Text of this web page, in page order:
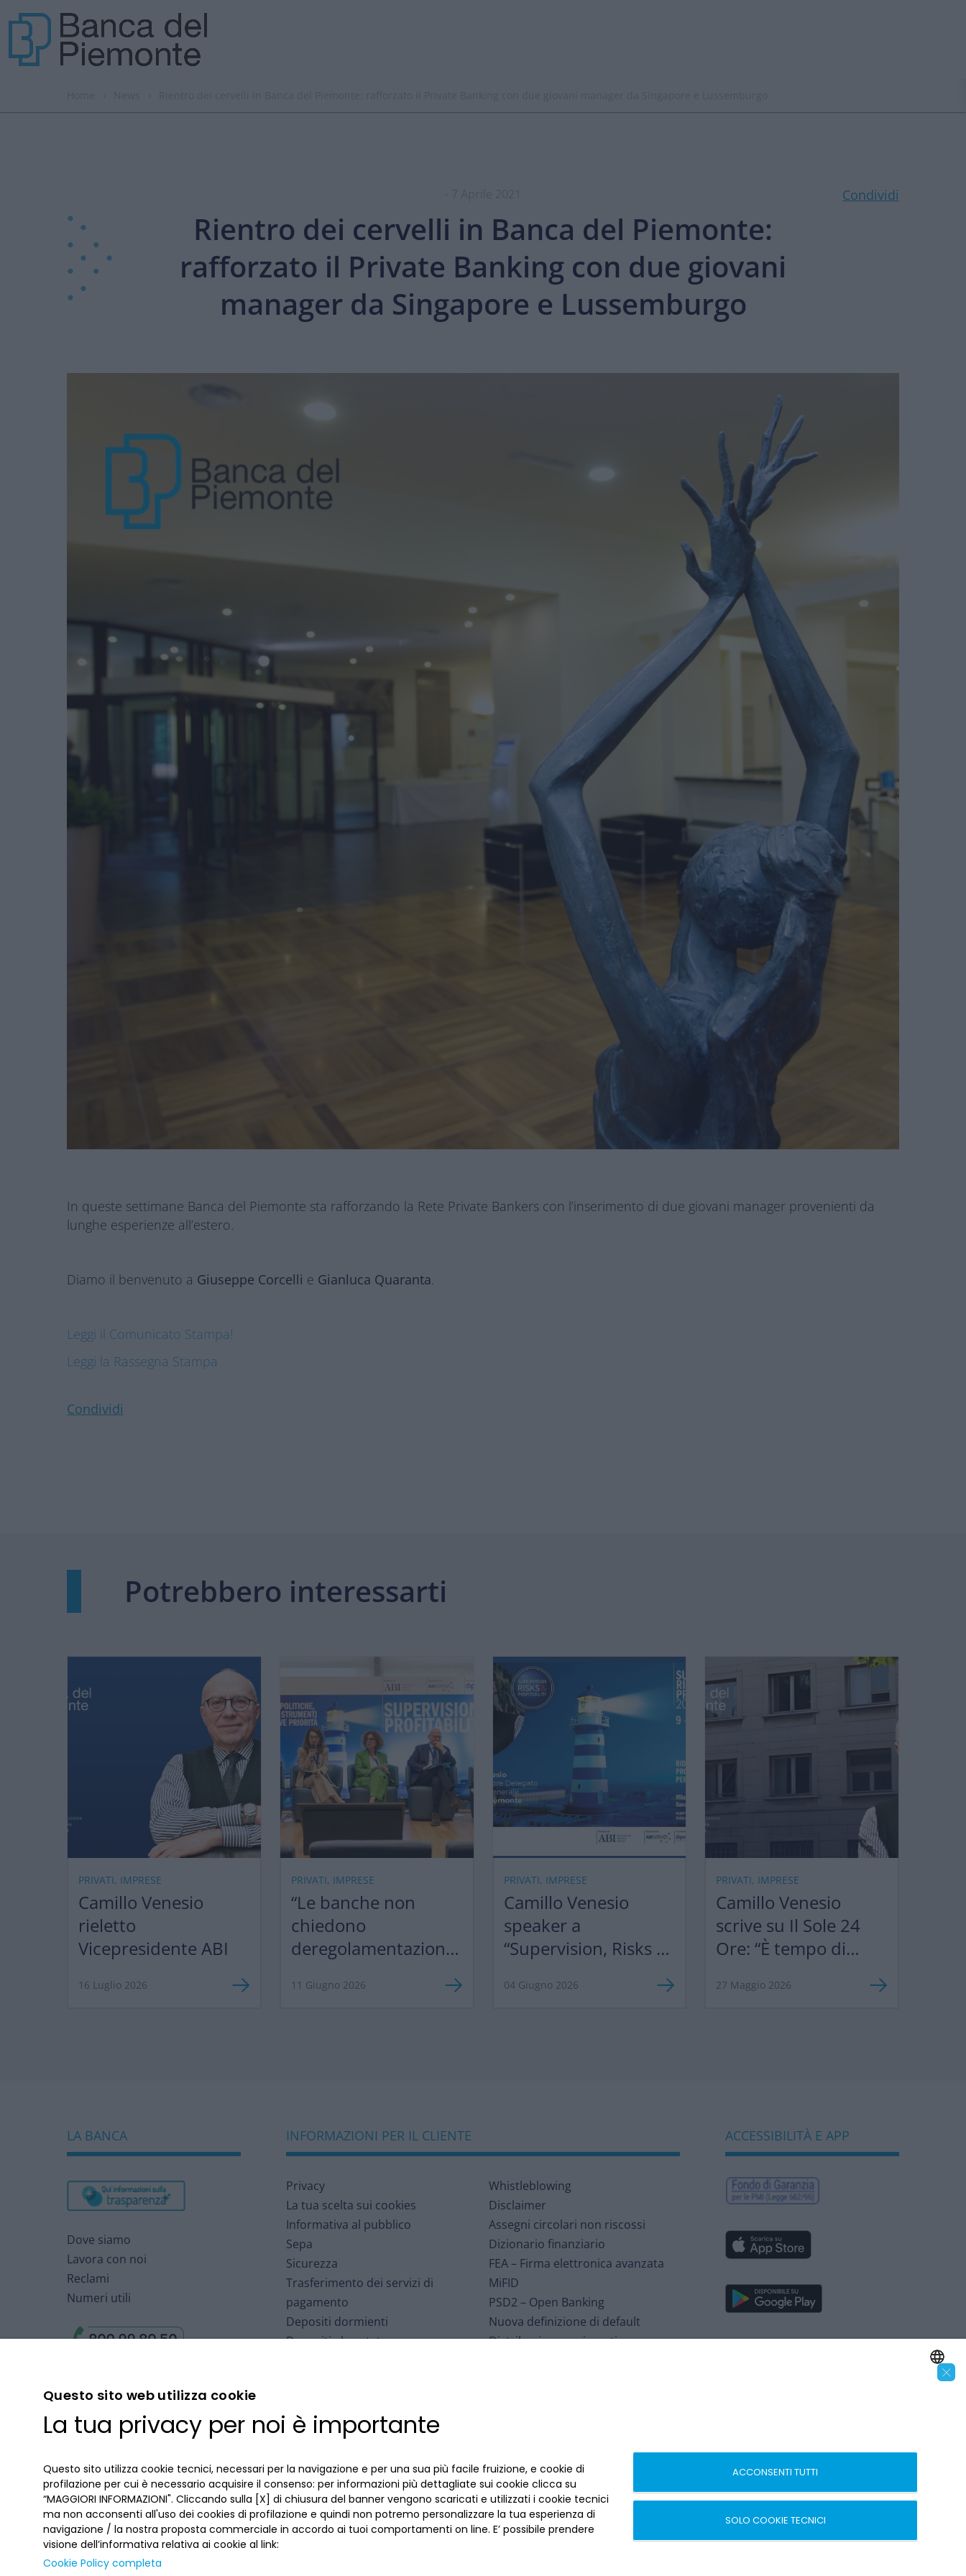
Condividi
Rientro dei cervelli in Banca del Piemonte:
rafforzato il Private Banking con due giovani
manager da Singapore e Lussemburgo
In queste settimane Banca del Piemonte sta rafforzando la Rete Private Bankers con l’inserimento di due giovani manager provenienti da
lunghe esperienze all’estero.
Diamo il benvenuto a Giuseppe Corcelli e Gianluca Quaranta.
Leggi il Comunicato Stampa!
Leggi la Rassegna Stampa
Condividi
Potrebbero interessarti
PRIVATI, IMPRESE
Camillo Venesio
rieletto
Vicepresidente ABI
16 Luglio 2026
PRIVATI, IMPRESE
“Le banche non
chiedono
deregolamentazione,
11 Giugno 2026
PRIVATI, IMPRESE
Camillo Venesio
speaker a
“Supervision, Risks &
04 Giugno 2026
PRIVATI, IMPRESE
Camillo Venesio
scrive su Il Sole 24
Ore: “È tempo di
norme europee per
27 Maggio 2026
LA BANCA
Dove siamo
Lavora con noi
Reclami
Numeri utili
INFORMAZIONI PER IL CLIENTE
Privacy
La tua scelta sui cookies
Informativa al pubblico
Sepa
Sicurezza
Trasferimento dei servizi di
pagamento
Depositi dormienti
Depositi al portatore
Depositi
Cartolarizzazioni
Whistleblowing
Disclaimer
Assegni circolari non riscossi
Dizionario finanziario
FEA – Firma elettronica avanzata
MiFID
PSD2 – Open Banking
Nuova definizione di default
Distribuzione assicurativa
ACCESSIBILITÀ E APP
×
Questo sito web utilizza cookie
La tua privacy per noi è importante
Questo sito utilizza cookie tecnici, necessari per la navigazione e per una sua più facile fruizione, e cookie di
profilazione per cui è necessario acquisire il consenso: per informazioni più dettagliate sui cookie clicca su
“MAGGIORI INFORMAZIONI". Cliccando sulla [X] di chiusura del banner vengono scaricati e utilizzati i cookie tecnici
ma non acconsenti all'uso dei cookies di profilazione e quindi non potremo personalizzare la tua esperienza di
navigazione / la nostra proposta commerciale in accordo ai tuoi comportamenti on line. E’ possibile prendere
visione dell’informativa relativa ai cookie al link:
Cookie Policy completa
ACCONSENTI TUTTI
SOLO COOKIE TECNICI